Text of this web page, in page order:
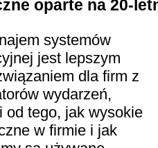
oparte na 20-
systemów
jest lepszym
dla firm z
wydarzeń,
od tego, jak wysokie
w firmie i jak